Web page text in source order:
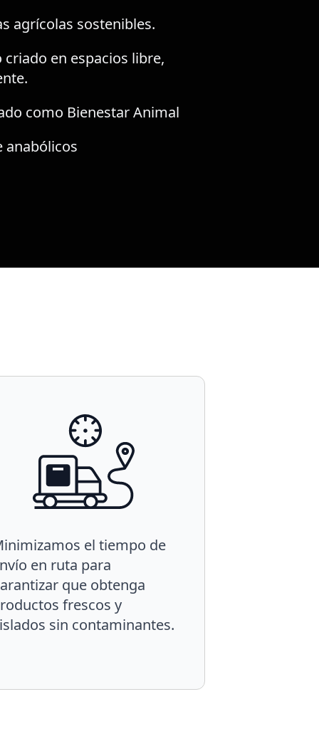
agrícolas sostenibles.
criado en espacios libre,
como Bienestar Animal
anabólicos
el tiempo de
en ruta para
que obtenga
frescos y
sin contaminantes.